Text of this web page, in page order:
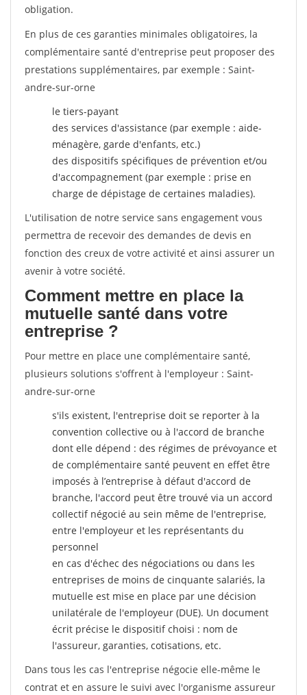
obligation.
En plus de ces garanties minimales obligatoires, la
complémentaire santé d'entreprise peut proposer des
prestations supplémentaires, par exemple : Saint-
andre-sur-orne
le tiers-payant
des services d'assistance (par exemple : aide-
ménagère, garde d'enfants, etc.)
des dispositifs spécifiques de prévention et/ou
d'accompagnement (par exemple : prise en
charge de dépistage de certaines maladies).
L'utilisation de notre service sans engagement vous
permettra de recevoir des demandes de devis en
fonction des creux de votre activité et ainsi assurer un
avenir à votre société.
Comment mettre en place la
mutuelle santé dans votre
entreprise ?
Pour mettre en place une complémentaire santé,
plusieurs solutions s'offrent à l'employeur : Saint-
andre-sur-orne
s'ils existent, l'entreprise doit se reporter à la
convention collective ou à l'accord de branche
dont elle dépend : des régimes de prévoyance et
de complémentaire santé peuvent en effet être
imposés à l’entreprise à défaut d'accord de
branche, l'accord peut être trouvé via un accord
collectif négocié au sein même de l'entreprise,
entre l'employeur et les représentants du
personnel
en cas d'échec des négociations ou dans les
entreprises de moins de cinquante salariés, la
mutuelle est mise en place par une décision
unilatérale de l'employeur (DUE). Un document
écrit précise le dispositif choisi : nom de
l'assureur, garanties, cotisations, etc.
Dans tous les cas l'entreprise négocie elle-même le
contrat et en assure le suivi avec l'organisme assureur